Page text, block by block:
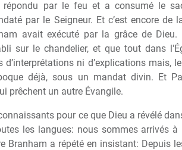
par le feu et a consumé le
par le Seigneur. Et c’est encore de
avait exécuté par la grâce de Dieu.
sur le chandelier, et que tout dans
ni d’explications mais,
déjà, sous un mandat divin. Et
prêchent un autre Évangile.
pour ce que Dieu a révélé
les langues: nous sommes arrivés à
Branham a répété en insistant: Depuis